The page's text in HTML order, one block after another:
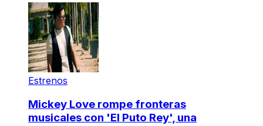
Estrenos
Mickey Love rompe fronteras
musicales con 'El Puto Rey', una